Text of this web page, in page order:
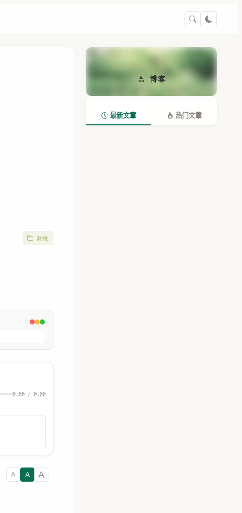
财税
0:00 / 0:00
A A A
博客
最新文章 热门文章